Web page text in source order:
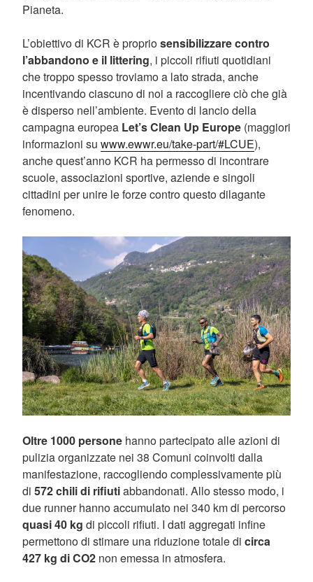
Pianeta.
L’obiettivo di KCR è propriosensibilizzare contro
l’abbandono e il littering, i piccoli rifiuti quotidiani
che troppo spesso troviamo a lato strada, anche
incentivando ciascuno di noi a raccogliere ciò che già
è disperso nell’ambiente. Evento di lancio della
campagna europea Let’s Clean Up Europe (maggiori
informazioni su www.ewwr.eu/take-part/#LCUE),
anche quest’anno KCR ha permesso di incontrare
scuole, associazioni sportive, aziende e singoli
cittadini per unire le forze contro questo dilagante
fenomeno.
Oltre 1000 persone hanno partecipato alle azioni di
pulizia organizzate nei 38 Comuni coinvolti dalla
manifestazione, raccogliendo complessivamente più
di 572 chili di rifiutiabbandonati. Allo stesso modo, i
due runner hanno accumulato nei 340 km di percorso
quasi 40 kg di piccoli rifiuti. I dati aggregati infine
permettono di stimare una riduzione totale di circa
427 kg di CO2 non emessa in atmosfera.